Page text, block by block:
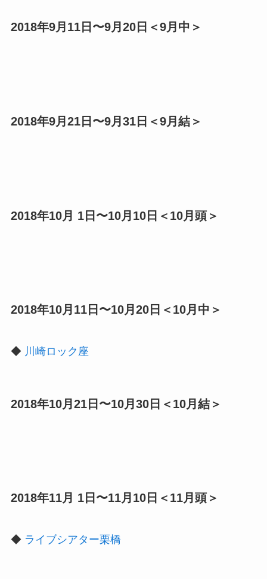
2018年9月11日〜9月20日＜9月中＞
2018年9月21日〜9月31日＜9月結＞
2018年10月 1日〜10月10日＜10月頭＞
2018年10月11日〜10月20日＜10月中＞
◆ 川崎ロック座
2018年10月21日〜10月30日＜10月結＞
2018年11月 1日〜11月10日＜11月頭＞
◆ ライブシアター栗橋